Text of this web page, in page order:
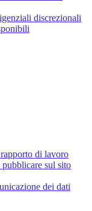
discrezionali
di lavoro
sul sito
dei dati